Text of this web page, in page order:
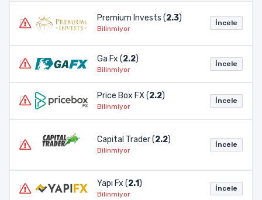
Premium Invests (2.3)
Bilinmiyor
İncele
Ga Fx (2.2)
Bilinmiyor
İncele
Price Box FX (2.2)
Bilinmiyor
İncele
Capital Trader (2.2)
Bilinmiyor
İncele
Yapı Fx (2.1)
Bilinmiyor
İncele